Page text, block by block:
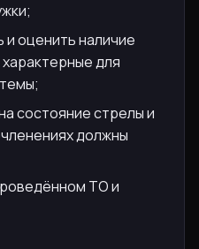
и оценить наличие
для
состояние стрелы и
должны
ТО и